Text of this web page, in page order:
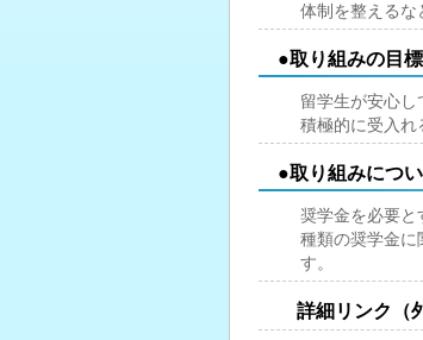
体制を整えるな
●取り組みの目標
留学生が安心
積極的に受入れ
●取り組みにつ
奨学金を必要と
種類の奨学金に
す。
詳細リンク（